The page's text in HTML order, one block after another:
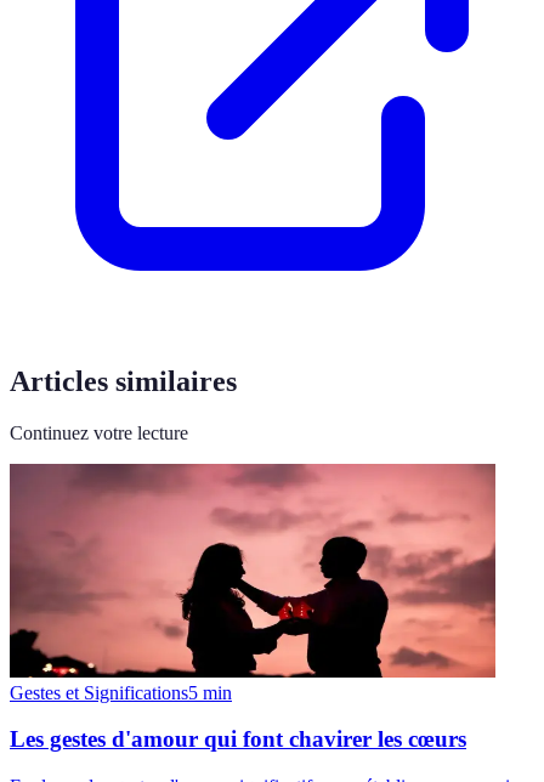
Articles similaires
Continuez votre lecture
Gestes et Significations5 min
Les gestes d'amour qui font chavirer les cœurs